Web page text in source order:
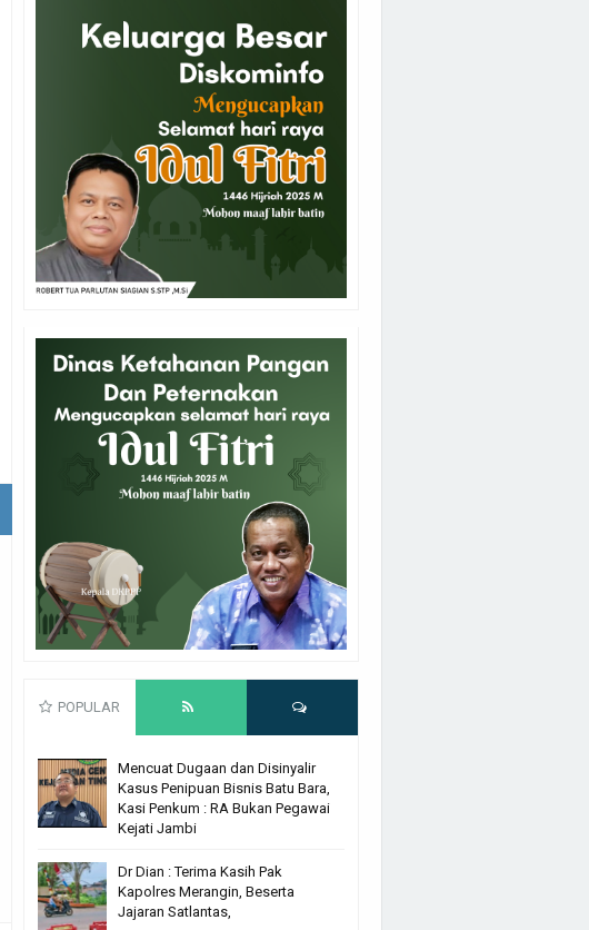
POPULAR
Mencuat Dugaan dan Disinyalir
Kasus Penipuan Bisnis Batu Bara,
Kasi Penkum : RA Bukan Pegawai
Kejati Jambi
Dr Dian : Terima Kasih Pak
Kapolres Merangin, Beserta
Jajaran Satlantas,